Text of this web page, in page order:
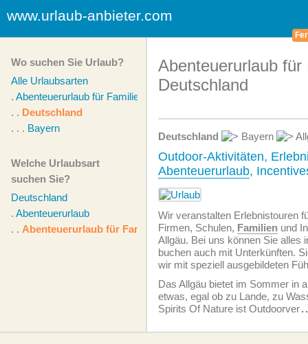
www.urlaub-anbieter.com
Wo suchen Sie Urlaub?
Alle Urlaubsarten
. Abenteuerurlaub für Familien
. . Deutschland
. . . Bayern
Welche Urlaubsart
suchen Sie?
Deutschland
. Abenteuerurlaub
. . Abenteuerurlaub für Familien
Abenteuerurlaub für
Deutschland
Deutschland Bayern
Outdoor-Aktivitäten,
Abenteuerurlaub,
Wir veranstalten Erlebnistouren
Firmen, Schulen, Familien und
Allgäu. Bei uns können Sie alles
buchen auch mit Unterkünften.
wir mit speziell ausgebildeten
Das Allgäu bietet im Sommer in
etwas, egal ob zu Lande, zu
Spirits Of Nature ist Outdoorver